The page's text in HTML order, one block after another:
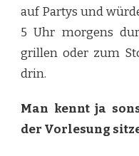
auf Partys und
5 Uhr morgens
grillen oder zum
drin.
Man kennt ja
der Vorlesung